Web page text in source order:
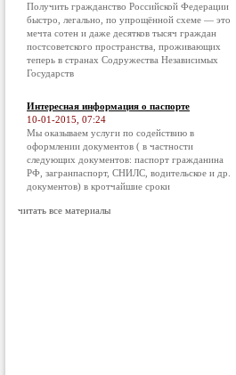
Получить гражданство Российской Федерации
быстро, легально, по упрощённой схеме — это
мечта сотен и даже десятков тысяч граждан
постсоветского пространства, проживающих
теперь в странах Содружества Независимых
Государств
Интересная информация о паспорте
10-01-2015, 07:24
Мы оказываем услуги по содействию в
оформлении документов ( в частности
следующих документов: паспорт гражданина
РФ, загранпаспорт, СНИЛС, водительское и др.
документов) в кротчайшие сроки
читать все материалы